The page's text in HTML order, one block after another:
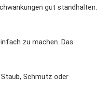
gut standhalten.
zu machen. Das
Schmutz oder